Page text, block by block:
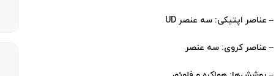
– عناصر اپتیکی: سه عنصر UD
– عناصر کروی: سه عنصر